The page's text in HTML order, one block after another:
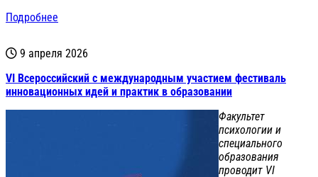
Подробнее
9 апреля 2026
VI Всероссийский с международным участием фестиваль
инновационных идей и практик в образовании
Факультет
психологии и
специального
образования
проводит VI